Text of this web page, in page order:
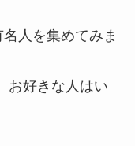
人を集めてみま
お好きな人はい